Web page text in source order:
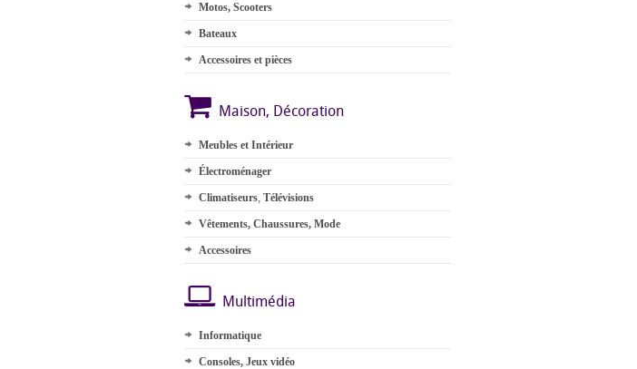
Motos, Scooters
Bateaux
Accessoires et pièces
Maison, Décoration
Meubles et Intérieur
Électroménager
Climatiseurs, Télévisions
Vêtements, Chaussures, Mode
Accessoires
Multimédia
Informatique
Consoles, Jeux vidéo